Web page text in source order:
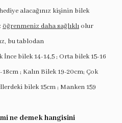
alacağınız kişinin bilek
öğrenmeniz daha sağlıklı olur
bu tablodan
bilek 14-14,5 ; Orta bilek 15-16
; Kalın Bilek 19-20cm; Çok
bilek 15cm ; Manken 159
ne demek hangisini